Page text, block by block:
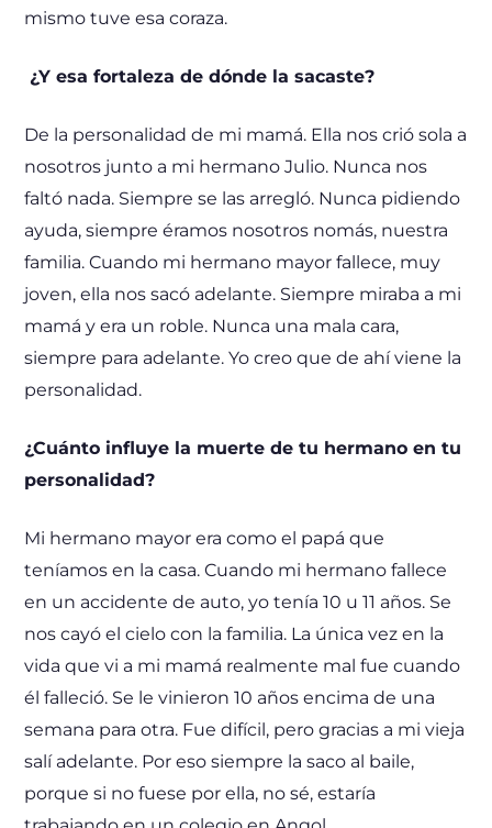
mismo tuve esa coraza.
¿Y esa fortaleza de dónde la sacaste?
De la personalidad de mi mamá. Ella nos crió sola a
nosotros junto a mi hermano Julio. Nunca nos
faltó nada. Siempre se las arregló. Nunca pidiendo
ayuda, siempre éramos nosotros nomás, nuestra
familia. Cuando mi hermano mayor fallece, muy
joven, ella nos sacó adelante. Siempre miraba a mi
mamá y era un roble. Nunca una mala cara,
siempre para adelante. Yo creo que de ahí viene la
personalidad.
¿Cuánto influye la muerte de tu hermano en tu
personalidad?
Mi hermano mayor era como el papá que
teníamos en la casa. Cuando mi hermano fallece
en un accidente de auto, yo tenía 10 u 11 años. Se
nos cayó el cielo con la familia. La única vez en la
vida que vi a mi mamá realmente mal fue cuando
él falleció. Se le vinieron 10 años encima de una
semana para otra. Fue difícil, pero gracias a mi vieja
salí adelante. Por eso siempre la saco al baile,
porque si no fuese por ella, no sé, estaría